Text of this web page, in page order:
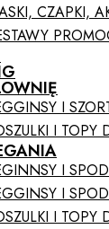
CZAPKI,
I
I TOPY
I
I
I TOPY